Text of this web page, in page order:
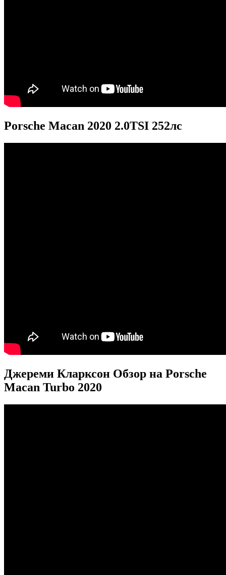
Porsche Macan 2020 2.0TSI 252лс
Джереми Кларксон Обзор на Porsche
Macan Turbo 2020